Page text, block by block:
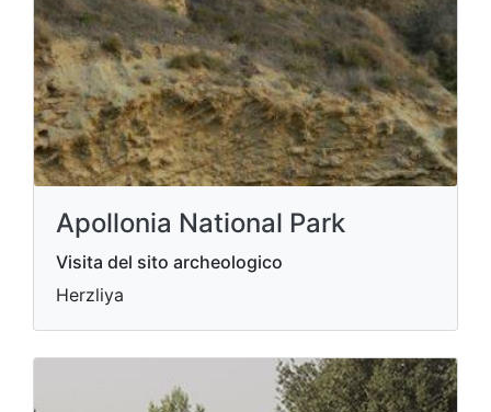
Apollonia National Park
Visita del sito archeologico
Herzliya